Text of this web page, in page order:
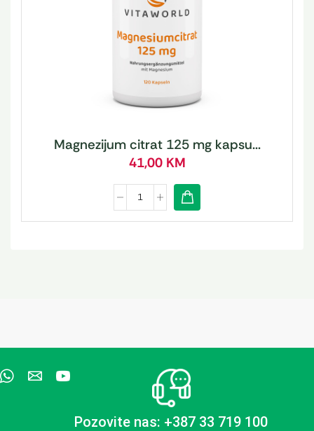
Magnezijum citrat 125 mg kapsu...
41,00 KM
Pozovite nas: +387 33 719 100